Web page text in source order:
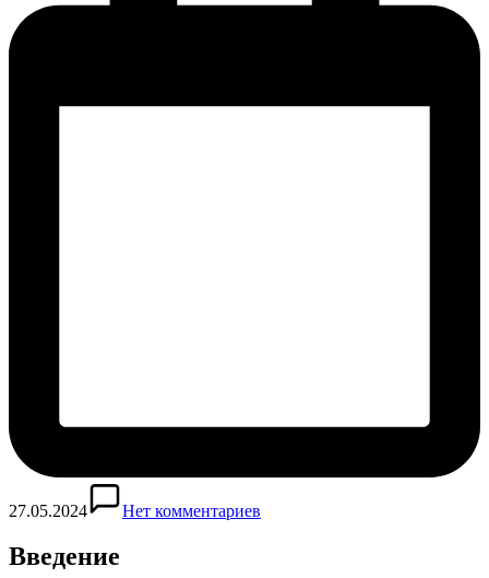
27.05.2024 Нет комментариев
Введение